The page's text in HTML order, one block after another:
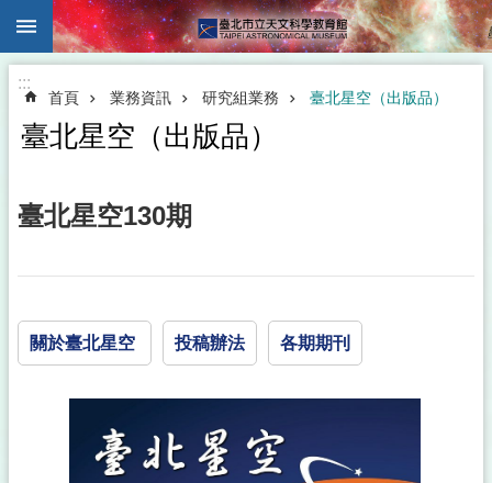
跳到主要內容區塊
:::
首頁 業務資訊 研究組業務 臺北星空（出版品）
臺北星空（出版品）
臺北星空130期
關於臺北星空 投稿辦法 各期期刊